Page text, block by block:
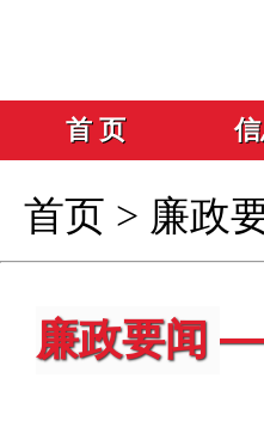
首 页
首页 > 廉政
廉政要闻